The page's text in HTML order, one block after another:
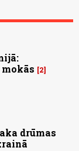
2
drūmas